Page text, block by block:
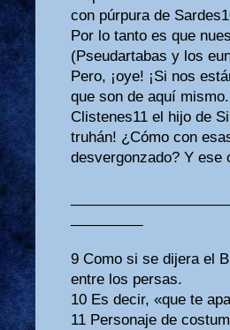
con púrpura de
Por lo tanto es que
(Pseudartabas y los
Pero, ¡oye! ¡Si nos
que son de aquí
Clistenes11 el hijo de
truhán! ¿Cómo con
desvergonzado? Y ese
9 Como si se dijera el
entre los persas.
10 Es decir, «que te
11 Personaje de